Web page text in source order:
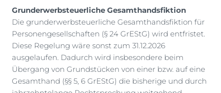
Grunderwerbsteuerliche Gesamthandsfiktion
Die grunderwerbsteuerliche Gesamthandsfiktion für
Personengesellschaften (§ 24 GrEStG) wird entfristet.
Diese Regelung wäre sonst zum 31.12.2026
ausgelaufen. Dadurch wird insbesondere beim
Übergang von Grundstücken von einer bzw. auf eine
Gesamthand (§§ 5, 6 GrEStG) die bisherige und durch